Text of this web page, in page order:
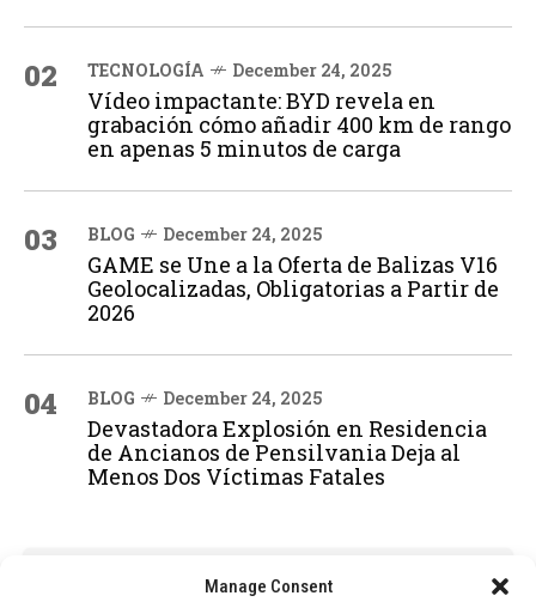
Manage Consent
02 TECNOLOGÍA December 24, 2025
Vídeo impactante: BYD revela en
grabación cómo añadir 400 km de rango
en apenas 5 minutos de carga
03 BLOG December 24, 2025
GAME se Une a la Oferta de Balizas V16
Geolocalizadas, Obligatorias a Partir de
2026
04 BLOG December 24, 2025
Devastadora Explosión en Residencia
de Ancianos de Pensilvania Deja al
Menos Dos Víctimas Fatales